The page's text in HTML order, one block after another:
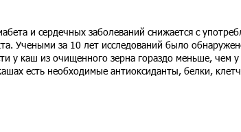
и сердечных заболеваний снижается с
Учеными за 10 лет исследований было
у каш из очищенного зерна гораздо меньше, чем
есть необходимые антиоксиданты, белки,